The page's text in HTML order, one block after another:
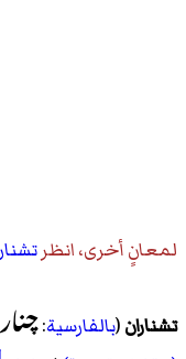
لمعانٍ أخرى، انظر
تشناران(بالفارسية: